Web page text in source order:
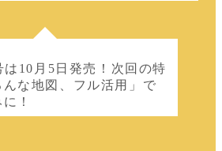
は10月5日発売！次回の特
な地図、フル活用」で
！